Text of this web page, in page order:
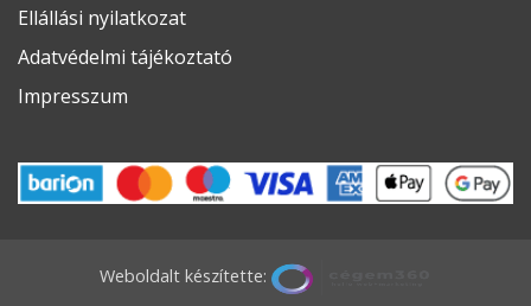
Ellállási nyilatkozat
Adatvédelmi tájékoztató
Impresszum
Weboldalt készítette: